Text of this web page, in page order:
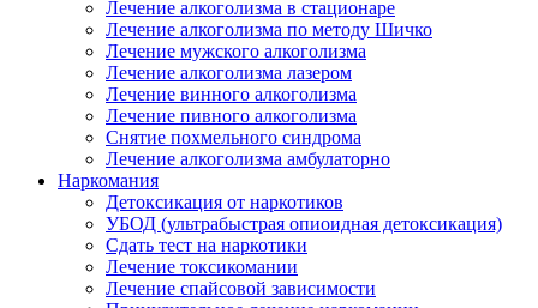
Лечение алкоголизма в стационаре
Лечение алкоголизма по методу Шичко
Лечение мужского алкоголизма
Лечение алкоголизма лазером
Лечение винного алкоголизма
Лечение пивного алкоголизма
Снятие похмельного синдрома
Лечение алкоголизма амбулаторно
Наркомания
Детоксикация от наркотиков
УБОД (ультрабыстрая опиоидная детоксикация)
Сдать тест на наркотики
Лечение токсикомании
Лечение спайсовой зависимости